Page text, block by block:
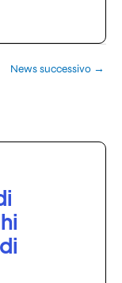
News successivo →